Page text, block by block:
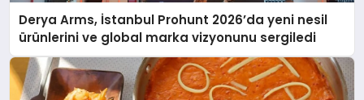
Derya Arms, İstanbul Prohunt 2026’da yeni nesil
ürünlerini ve global marka vizyonunu sergiledi